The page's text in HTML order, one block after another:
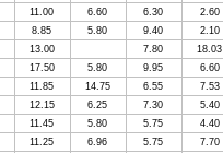
11.00 6.60 6.30
2.60
8.85 5.80 9.40
2.10
13.00 7.80
18.03
17.50 5.80 9.95
6.60
11.85 14.75 6.55
7.53
12.15 6.25 7.30
5.40
11.45 5.80 5.75
4.40
11.25 6.96 5.75
7.70